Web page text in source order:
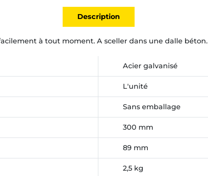
Description
à tout moment. A sceller dans une dalle béton.
Acier galvanisé
L'unité
Sans emballage
300 mm
89 mm
2,5 kg